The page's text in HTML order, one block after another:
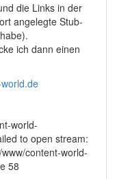
die Links in der
angelegte Stub-
ich dann einen
world-
to open stream:
content-world-
58